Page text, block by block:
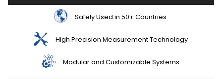
Safely Used in 50+ Countries
High Precision Measurement Technology
Modular and Customizable Systems